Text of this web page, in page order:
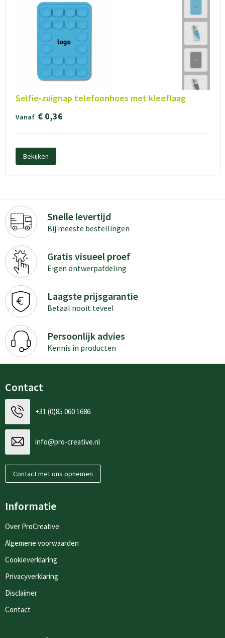
Selfie‑zuignap telefoonhoes met kleeflaag
Vanaf € 0,36
Bekijken
Snelle levertijd
Bij meeste bestellingen
Gratis visueel proef
Eigen ontwerpafdeling
Laagste prijsgarantie
Betaal nooit teveel
Persoonlijk advies
Kennis in producten
Contact
+31 (0)85 060 1686
info@pro-creative.nl
Contact met ons opnemen
Informatie
Over ProCreative
Algemene voorwaarden
Cookieverklaring
Privacyverklaring
Disclaimer
Contact